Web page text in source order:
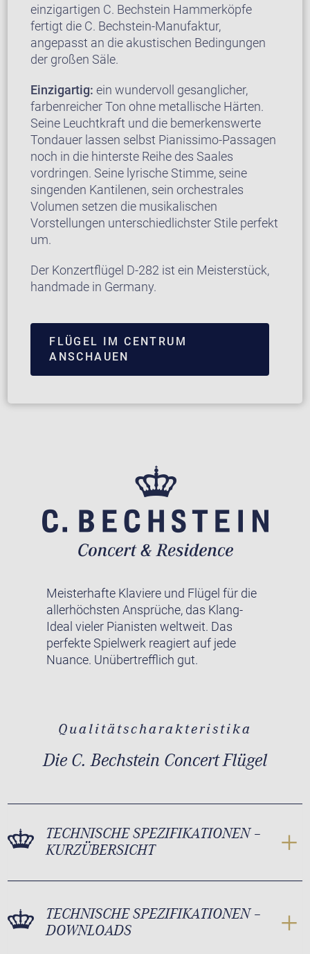
einzigartigen C. Bechstein Hammerköpfe
fertigt die C. Bechstein-Manufaktur,
angepasst an die akustischen Bedingungen
der großen Säle.
Einzigartig: ein wundervoll gesanglicher,
farbenreicher Ton ohne metallische Härten.
Seine Leuchtkraft und die bemerkenswerte
Tondauer lassen selbst Pianissimo-Passagen
noch in die hinterste Reihe des Saales
vordringen. Seine lyrische Stimme, seine
singenden Kantilenen, sein orchestrales
Volumen setzen die musikalischen
Vorstellungen unterschiedlichster Stile perfekt
um.
Der Konzertflügel D-282 ist ein Meisterstück,
handmade in Germany.
FLÜGEL IM CENTRUM
ANSCHAUEN
Meisterhafte Klaviere und Flügel für die
allerhöchsten Ansprüche, das Klang-
Ideal vieler Pianisten weltweit. Das
perfekte Spielwerk reagiert auf jede
Nuance. Unübertrefflich gut.
Qualitätscharakteristika
Die C. Bechstein Concert Flügel
TECHNISCHE SPEZIFIKATIONEN –
KURZÜBERSICHT
TECHNISCHE SPEZIFIKATIONEN –
DOWNLOADS